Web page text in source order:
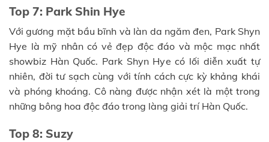
Top 7: Park Shin Hye
Với gương mặt bầu bĩnh và làn da ngăm đen, Park Shyn
Hye là mỹ nhân có vẻ đẹp độc đáo và mộc mạc nhất
showbiz Hàn Quốc. Park Shyn Hye có lối diễn xuất tự
nhiên, đời tư sạch cùng với tính cách cực kỳ khảng khái
và phóng khoáng. Cô nàng được nhận xét là một trong
những bông hoa độc đáo trong làng giải trí Hàn Quốc.
Top 8: Suzy